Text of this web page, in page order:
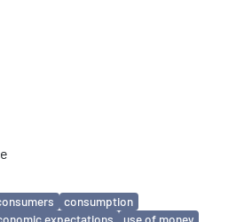
consumption
expectations
use of money